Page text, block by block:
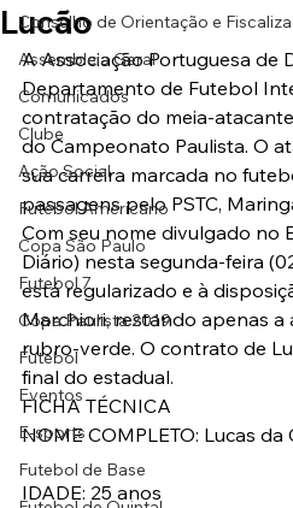
Conselho de Orientação e
Assembleia Geral
Comunicados
Clube
Ação Social
Futebol Americano
Copa São Paulo
Futebol 7
Copa Paulista 2019
Futebol
Eventos
E-sports
Futebol de Base
Lucão
A Associação Portuguesa de
Departamento de Futebol
contratação do meia-
do Campeonato Paulista. O
sua carreira marcada no
passagens pelo PSTC,
Com seu nome divulgado no
Diário) nesta segunda-feira
está regularizado e à
Marchiori, restando apenas
rubro-verde. O contrato de
final do estadual.
FICHA TÉCNICA
NOME COMPLETO: Lucas da
IDADE: 25 anos